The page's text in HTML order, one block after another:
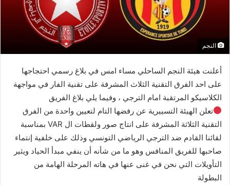
النجم
أعلنت هيئة النجم الساحلي مساء امس في بلاغ رسمي احتجاجها
على احد الفرق التقنية الثلاث المشرفة على تقنية الفار في مواجهة
الكلاسيكو المرتقبة امام الترجي ، وفيما يلي بلاغ الفريق
تعلن الهيئة التسييرية عن رفضها التام لتعيين واحدة من الفرق
التقنية الثلاثة المشرفة على انتاج صور ولقطات ال VAR بمناسبة
لقائنا القادم ضد الترجي الرياضي التونسي وذلك على خلفية إنتماء
صاحبها للفريق المنافس وهو ما من شأنه أن ينفي مبدأ الحياد ويثير
التأويلات التي نحن في غنى عنها في هاته المرحلة الهامة من
البطولة